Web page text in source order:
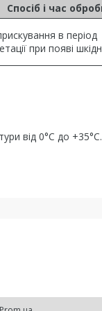
Спосіб і час
в період
при появі
від 0°С до +35°С.